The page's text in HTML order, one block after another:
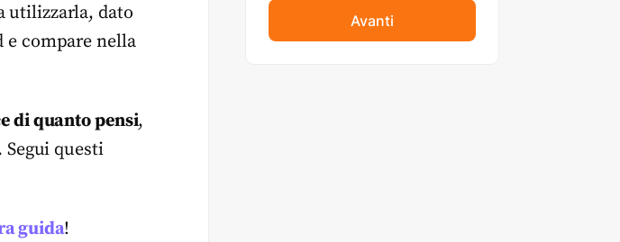
utilizzarla, dato
compare nella
di quanto pensi,
questi
guida!
Avanti